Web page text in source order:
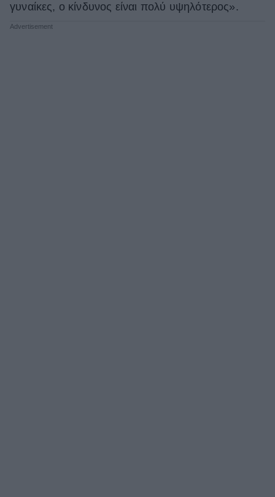
Market News
γυναίκες, ο κίνδυνος είναι πολύ υψηλότερος».